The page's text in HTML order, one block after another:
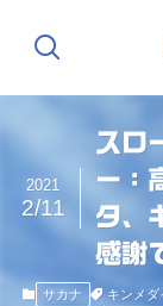
スロ
ー：
タ、
感謝
2021
2/11
サカナ キンメダ